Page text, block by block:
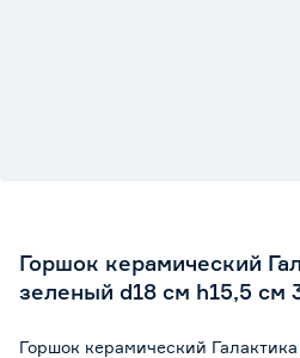
Горшок керамический
зеленый d18 см h15,5 см
Горшок керамический